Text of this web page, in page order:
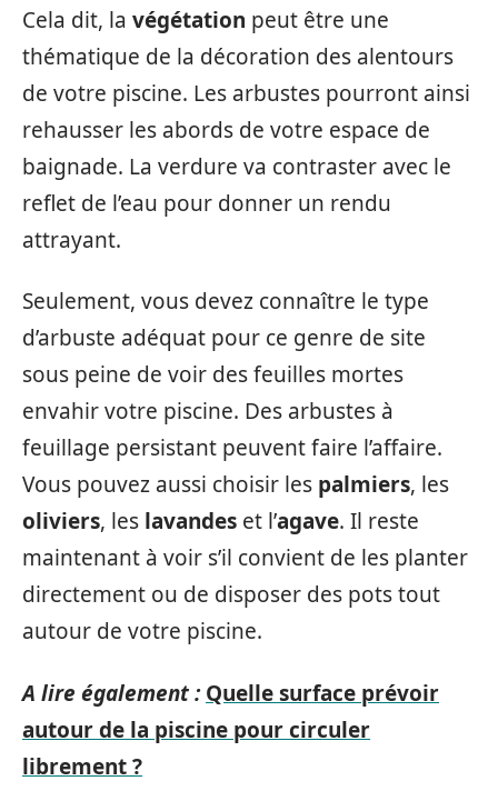
Cela dit, la végétation peut être une
thématique de la décoration des alentours
de votre piscine. Les arbustes pourront ainsi
rehausser les abords de votre espace de
baignade. La verdure va contraster avec le
reflet de l’eau pour donner un rendu
attrayant.
Seulement, vous devez connaître le type
d’arbuste adéquat pour ce genre de site
sous peine de voir des feuilles mortes
envahir votre piscine. Des arbustes à
feuillage persistant peuvent faire l’affaire.
Vous pouvez aussi choisir les palmiers, les
oliviers, les lavandes et l’agave. Il reste
maintenant à voir s’il convient de les planter
directement ou de disposer des pots tout
autour de votre piscine.
A lire également : Quelle surface prévoir
autour de la piscine pour circuler
librement ?